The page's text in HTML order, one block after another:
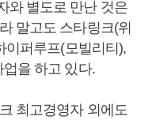
와 별도로 만난 것은
말고도 스타링크(위
이퍼루프(모빌리티),
을 하고 있다.
최고경영자 외에도